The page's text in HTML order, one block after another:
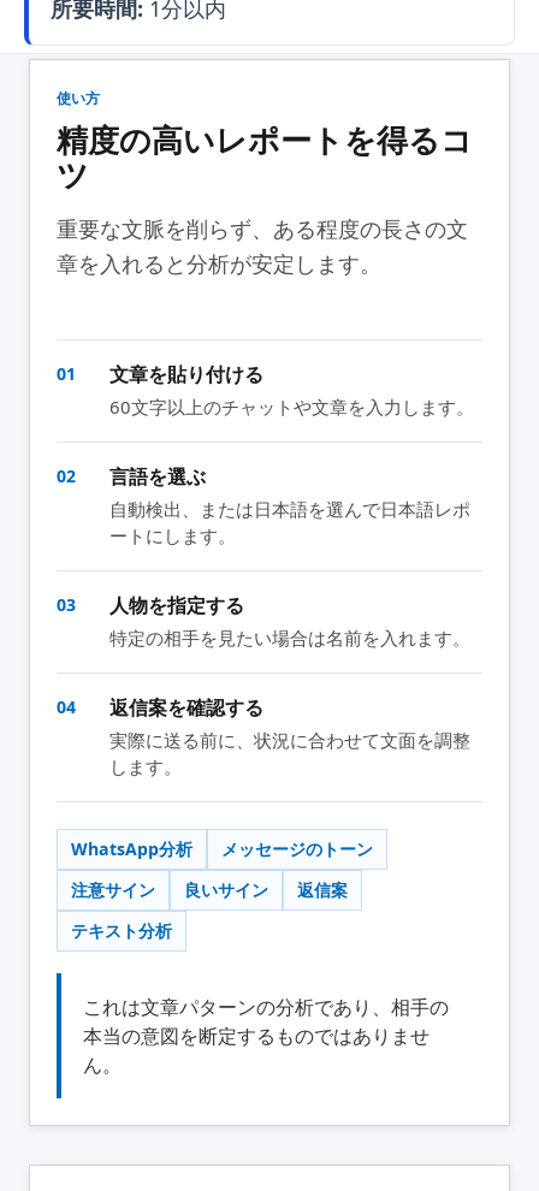
所要時間: 1分以内
使い方
精度の高いレポートを得るコ
ツ
重要な文脈を削らず、ある程度の長さの文
章を入れると分析が安定します。
01 文章を貼り付ける
60文字以上のチャットや文章を入力します。
02 言語を選ぶ
自動検出、または日本語を選んで日本語レポ
ートにします。
03 人物を指定する
特定の相手を見たい場合は名前を入れます。
04 返信案を確認する
実際に送る前に、状況に合わせて文面を調整
します。
WhatsApp分析
メッセージのトーン
注意サイン
良いサイン
返信案
テキスト分析
これは文章パターンの分析であり、相手の
本当の意図を断定するものではありませ
ん。